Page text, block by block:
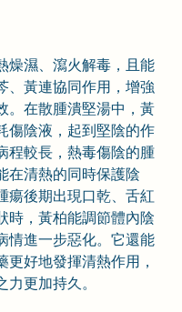
燥濕、瀉火解毒，且能
、黃連協同作用，增強
。在散腫潰堅湯中，黃
傷陰液，起到堅陰的作
程較長，熱毒傷陰的腫
在清熱的同時保護陰
瘍後期出現口乾、舌紅
時，黃柏能調節體內陰
情進一步惡化。它還能
更好地發揮清熱作用，
更加持久。